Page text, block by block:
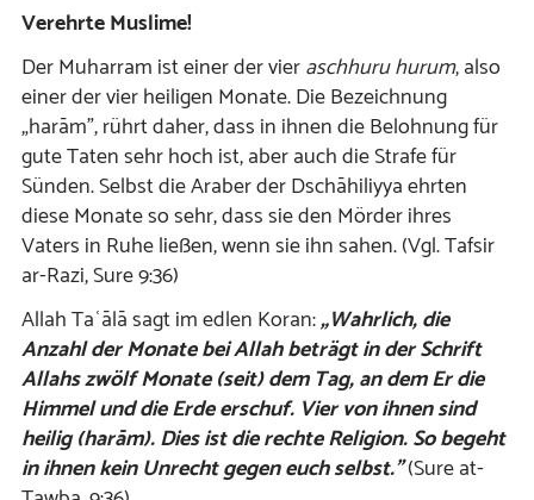
Verehrte Muslime!
Der Muharram ist einer der vieraschhuruhurum, also
einer der vier heiligen Monate. Die Bezeichnung
„harām”, rührt daher, dass in ihnen die Belohnung für
gute Taten sehr hoch ist, aber auch die Strafe für
Sünden. Selbst die Araber der Dschāhiliyya ehrten
diese Monate so sehr, dass sie den Mörder ihres
Vaters in Ruhe ließen, wenn sie ihn sahen. (Vgl. Tafsir
ar-Razi, Sure 9:36)
Allah Taʿālā sagt im edlen Koran:„Wahrlich, die
Anzahl der Monate bei Allah beträgt in der Schrift
Allahs zwölf Monate (seit) dem Tag, an dem Er die
Himmel und die Erde erschuf. Vier von ihnen sind
heilig (harām). Dies ist die rechte Religion. So begeht
in ihnen kein Unrecht gegen euch selbst.”(Sure at-